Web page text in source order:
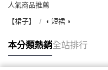
人氣商品推薦
【裙子】 ◖ 短裙 ◗
本分類熱銷全站排行